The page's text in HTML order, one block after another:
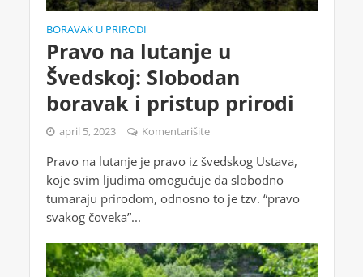
BORAVAK U PRIRODI
Pravo na lutanje u
Švedskoj: Slobodan
boravak i pristup prirodi
april 5, 2023 Komentarišite
Pravo na lutanje je pravo iz švedskog Ustava,
koje svim ljudima omogućuje da slobodno
tumaraju prirodom, odnosno to je tzv. “pravo
svakog čoveka”...